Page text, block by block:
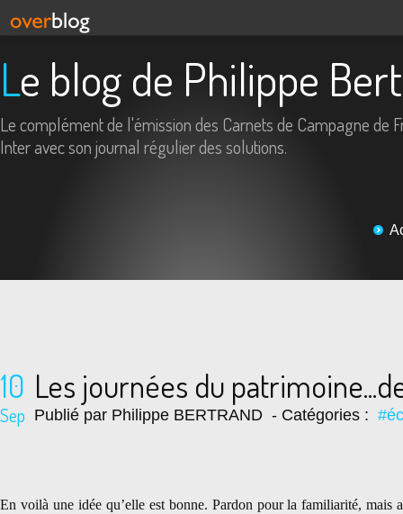
Le blog de Philippe
Le complément de l'émission des Carnets de Campagne de
Inter avec son journal régulier des solutions.
10
Sep
Les journées du
Publié par Philippe BERTRAND - Catégories :
En voilà une idée qu’elle est bonne. Pardon pour la familiarité, mais